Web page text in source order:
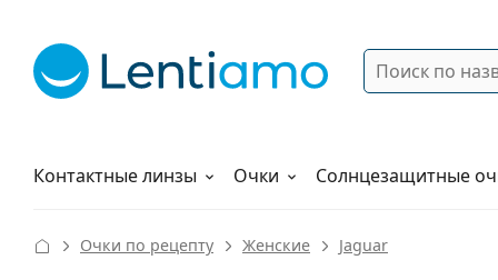
Поиск
Контактные линзы
Растворы Очки Солнцезащитные
Как заказать
Очки по рецепту Женские Jaguar